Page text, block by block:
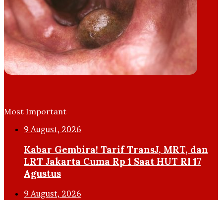
Most Important
9 August, 2026
Kabar Gembira! Tarif TransJ, MRT, dan
LRT Jakarta Cuma Rp 1 Saat HUT RI 17
Agustus
9 August, 2026